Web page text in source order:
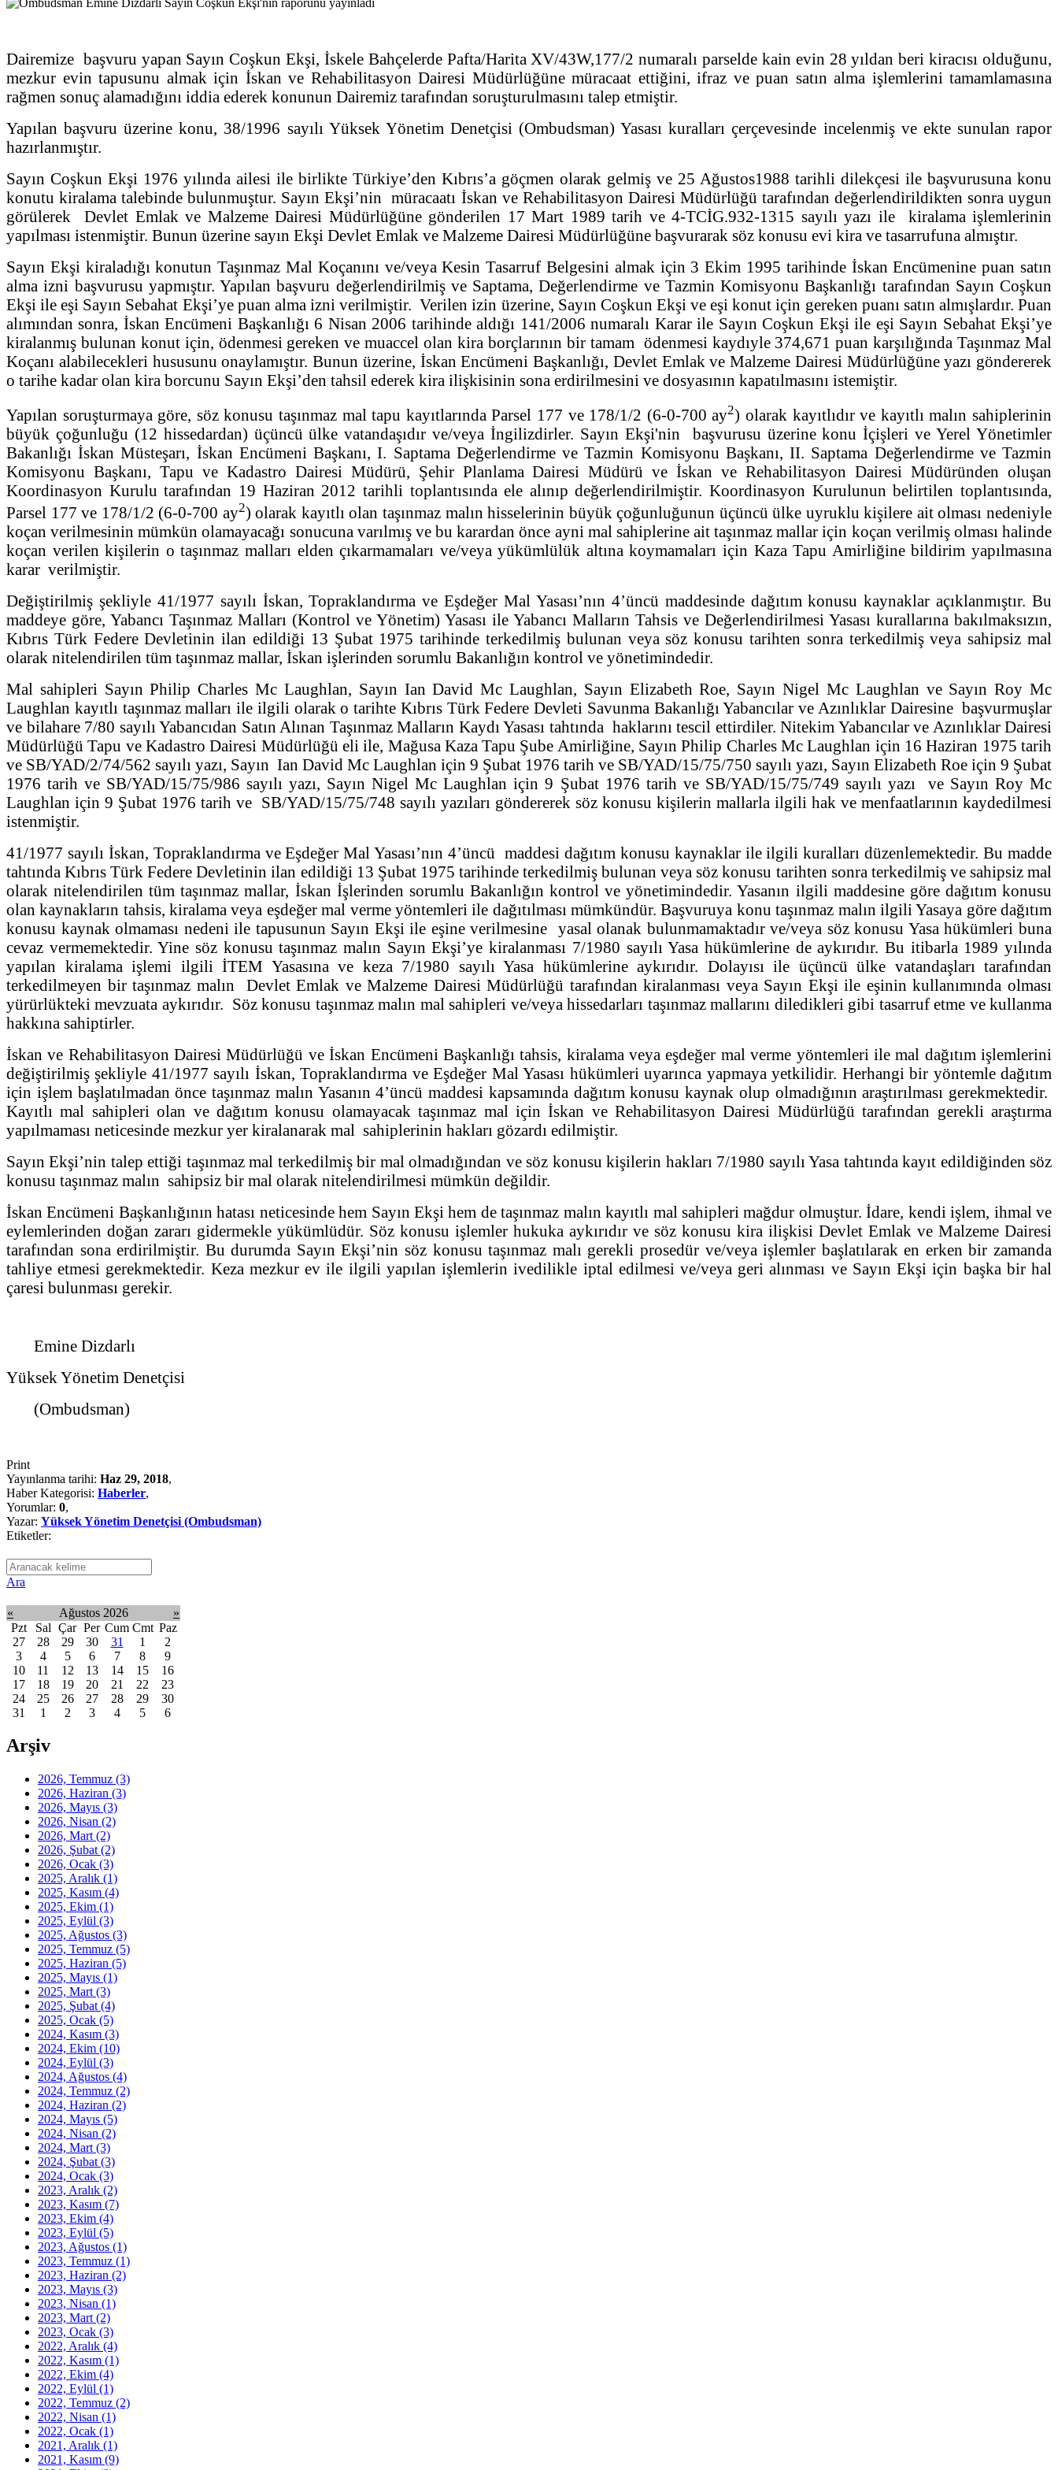
Dairemize başvuru yapan Sayın Coşkun Ekşi, İskele Bahçelerde Pafta/Harita XV/43W,177/2 numaralı parselde kain evin 28 yıldan beri kiracısı olduğunu,
mezkur evin tapusunu almak için İskan ve Rehabilitasyon Dairesi Müdürlüğüne müracaat ettiğini, ifraz ve puan satın alma işlemlerini tamamlamasına
rağmen sonuç alamadığını iddia ederek konunun Dairemiz tarafından soruşturulmasını talep etmiştir.
Yapılan başvuru üzerine konu, 38/1996 sayılı Yüksek Yönetim Denetçisi (Ombudsman) Yasası kuralları çerçevesinde incelenmiş ve ekte sunulan rapor
hazırlanmıştır.
Sayın Coşkun Ekşi 1976 yılında ailesi ile birlikte Türkiye’den Kıbrıs’a göçmen olarak gelmiş ve 25 Ağustos1988 tarihli dilekçesi ile başvurusuna konu
konutu kiralama talebinde bulunmuştur. Sayın Ekşi’nin müracaatı İskan ve Rehabilitasyon Dairesi Müdürlüğü tarafından değerlendirildikten sonra uygun
görülerek Devlet Emlak ve Malzeme Dairesi Müdürlüğüne gönderilen 17 Mart 1989 tarih ve 4-TCİG.932-1315 sayılı yazı ile kiralama işlemlerinin
yapılması istenmiştir. Bunun üzerine sayın Ekşi Devlet Emlak ve Malzeme Dairesi Müdürlüğüne başvurarak söz konusu evi kira ve tasarrufuna almıştır.
Sayın Ekşi kiraladığı konutun Taşınmaz Mal Koçanını ve/veya Kesin Tasarruf Belgesini almak için 3 Ekim 1995 tarihinde İskan Encümenine puan satın
alma izni başvurusu yapmıştır. Yapılan başvuru değerlendirilmiş ve Saptama, Değerlendirme ve Tazmin Komisyonu Başkanlığı tarafından Sayın Coşkun
Ekşi ile eşi Sayın Sebahat Ekşi’ye puan alma izni verilmiştir. Verilen izin üzerine, Sayın Coşkun Ekşi ve eşi konut için gereken puanı satın almışlardır. Puan
alımından sonra, İskan Encümeni Başkanlığı 6 Nisan 2006 tarihinde aldığı 141/2006 numaralı Karar ile Sayın Coşkun Ekşi ile eşi Sayın Sebahat Ekşi’ye
kiralanmış bulunan konut için, ödenmesi gereken ve muaccel olan kira borçlarının bir tamam ödenmesi kaydıyle 374,671 puan karşılığında Taşınmaz Mal
Koçanı alabilecekleri hususunu onaylamıştır. Bunun üzerine, İskan Encümeni Başkanlığı, Devlet Emlak ve Malzeme Dairesi Müdürlüğüne yazı göndererek
o tarihe kadar olan kira borcunu Sayın Ekşi’den tahsil ederek kira ilişkisinin sona erdirilmesini ve dosyasının kapatılmasını istemiştir.
Yapılan soruşturmaya göre, söz konusu taşınmaz mal tapu kayıtlarında Parsel 177 ve 178/1/2 (6-0-700 ay2) olarak kayıtlıdır ve kayıtlı malın sahiplerinin
büyük çoğunluğu (12 hissedardan) üçüncü ülke vatandaşıdır ve/veya İngilizdirler. Sayın Ekşi'nin başvurusu üzerine konu İçişleri ve Yerel Yönetimler
Bakanlığı İskan Müsteşarı, İskan Encümeni Başkanı, I. Saptama Değerlendirme ve Tazmin Komisyonu Başkanı, II. Saptama Değerlendirme ve Tazmin
Komisyonu Başkanı, Tapu ve Kadastro Dairesi Müdürü, Şehir Planlama Dairesi Müdürü ve İskan ve Rehabilitasyon Dairesi Müdüründen oluşan
Koordinasyon Kurulu tarafından 19 Haziran 2012 tarihli toplantısında ele alınıp değerlendirilmiştir. Koordinasyon Kurulunun belirtilen toplantısında,
Parsel 177 ve 178/1/2 (6-0-700 ay2) olarak kayıtlı olan taşınmaz malın hisselerinin büyük çoğunluğunun üçüncü ülke uyruklu kişilere ait olması nedeniyle
koçan verilmesinin mümkün olamayacağı sonucuna varılmış ve bu karardan önce ayni mal sahiplerine ait taşınmaz mallar için koçan verilmiş olması halinde
koçan verilen kişilerin o taşınmaz malları elden çıkarmamaları ve/veya yükümlülük altına koymamaları için Kaza Tapu Amirliğine bildirim yapılmasına
karar verilmiştir.
Değiştirilmiş şekliyle 41/1977 sayılı İskan, Topraklandırma ve Eşdeğer Mal Yasası’nın 4’üncü maddesinde dağıtım konusu kaynaklar açıklanmıştır. Bu
maddeye göre, Yabancı Taşınmaz Malları (Kontrol ve Yönetim) Yasası ile Yabancı Malların Tahsis ve Değerlendirilmesi Yasası kurallarına bakılmaksızın,
Kıbrıs Türk Federe Devletinin ilan edildiği 13 Şubat 1975 tarihinde terkedilmiş bulunan veya söz konusu tarihten sonra terkedilmiş veya sahipsiz mal
olarak nitelendirilen tüm taşınmaz mallar, İskan işlerinden sorumlu Bakanlığın kontrol ve yönetimindedir.
Mal sahipleri Sayın Philip Charles Mc Laughlan, Sayın Ian David Mc Laughlan, Sayın Elizabeth Roe, Sayın Nigel Mc Laughlan ve Sayın Roy Mc
Laughlan kayıtlı taşınmaz malları ile ilgili olarak o tarihte Kıbrıs Türk Federe Devleti Savunma Bakanlığı Yabancılar ve Azınlıklar Dairesine başvurmuşlar
ve bilahare 7/80 sayılı Yabancıdan Satın Alınan Taşınmaz Malların Kaydı Yasası tahtında haklarını tescil ettirdiler. Nitekim Yabancılar ve Azınlıklar Dairesi
Müdürlüğü Tapu ve Kadastro Dairesi Müdürlüğü eli ile, Mağusa Kaza Tapu Şube Amirliğine, Sayın Philip Charles Mc Laughlan için 16 Haziran 1975 tarih
ve SB/YAD/2/74/562 sayılı yazı, Sayın Ian David Mc Laughlan için 9 Şubat 1976 tarih ve SB/YAD/15/75/750 sayılı yazı, Sayın Elizabeth Roe için 9 Şubat
1976 tarih ve SB/YAD/15/75/986 sayılı yazı, Sayın Nigel Mc Laughlan için 9 Şubat 1976 tarih ve SB/YAD/15/75/749 sayılı yazı ve Sayın Roy Mc
Laughlan için 9 Şubat 1976 tarih ve SB/YAD/15/75/748 sayılı yazıları göndererek söz konusu kişilerin mallarla ilgili hak ve menfaatlarının kaydedilmesi
istenmiştir.
41/1977 sayılı İskan, Topraklandırma ve Eşdeğer Mal Yasası’nın 4’üncü maddesi dağıtım konusu kaynaklar ile ilgili kuralları düzenlemektedir. Bu madde
tahtında Kıbrıs Türk Federe Devletinin ilan edildiği 13 Şubat 1975 tarihinde terkedilmiş bulunan veya söz konusu tarihten sonra terkedilmiş ve sahipsiz mal
olarak nitelendirilen tüm taşınmaz mallar, İskan İşlerinden sorumlu Bakanlığın kontrol ve yönetimindedir. Yasanın ilgili maddesine göre dağıtım konusu
olan kaynakların tahsis, kiralama veya eşdeğer mal verme yöntemleri ile dağıtılması mümkündür. Başvuruya konu taşınmaz malın ilgili Yasaya göre dağıtım
konusu kaynak olmaması nedeni ile tapusunun Sayın Ekşi ile eşine verilmesine yasal olanak bulunmamaktadır ve/veya söz konusu Yasa hükümleri buna
cevaz vermemektedir. Yine söz konusu taşınmaz malın Sayın Ekşi’ye kiralanması 7/1980 sayılı Yasa hükümlerine de aykırıdır. Bu itibarla 1989 yılında
yapılan kiralama işlemi ilgili İTEM Yasasına ve keza 7/1980 sayılı Yasa hükümlerine aykırıdır. Dolayısı ile üçüncü ülke vatandaşları tarafından
terkedilmeyen bir taşınmaz malın Devlet Emlak ve Malzeme Dairesi Müdürlüğü tarafından kiralanması veya Sayın Ekşi ile eşinin kullanımında olması
yürürlükteki mevzuata aykırıdır. Söz konusu taşınmaz malın mal sahipleri ve/veya hissedarları taşınmaz mallarını diledikleri gibi tasarruf etme ve kullanma
hakkına sahiptirler.
İskan ve Rehabilitasyon Dairesi Müdürlüğü ve İskan Encümeni Başkanlığı tahsis, kiralama veya eşdeğer mal verme yöntemleri ile mal dağıtım işlemlerini
değiştirilmiş şekliyle 41/1977 sayılı İskan, Topraklandırma ve Eşdeğer Mal Yasası hükümleri uyarınca yapmaya yetkilidir. Herhangi bir yöntemle dağıtım
için işlem başlatılmadan önce taşınmaz malın Yasanın 4’üncü maddesi kapsamında dağıtım konusu kaynak olup olmadığının araştırılması gerekmektedir.
Kayıtlı mal sahipleri olan ve dağıtım konusu olamayacak taşınmaz mal için İskan ve Rehabilitasyon Dairesi Müdürlüğü tarafından gerekli araştırma
yapılmaması neticesinde mezkur yer kiralanarak mal sahiplerinin hakları gözardı edilmiştir.
Sayın Ekşi’nin talep ettiği taşınmaz mal terkedilmiş bir mal olmadığından ve söz konusu kişilerin hakları 7/1980 sayılı Yasa tahtında kayıt edildiğinden söz
konusu taşınmaz malın sahipsiz bir mal olarak nitelendirilmesi mümkün değildir.
İskan Encümeni Başkanlığının hatası neticesinde hem Sayın Ekşi hem de taşınmaz malın kayıtlı mal sahipleri mağdur olmuştur. İdare, kendi işlem, ihmal ve
eylemlerinden doğan zararı gidermekle yükümlüdür. Söz konusu işlemler hukuka aykırıdır ve söz konusu kira ilişkisi Devlet Emlak ve Malzeme Dairesi
tarafından sona erdirilmiştir. Bu durumda Sayın Ekşi’nin söz konusu taşınmaz malı gerekli prosedür ve/veya işlemler başlatılarak en erken bir zamanda
tahliye etmesi gerekmektedir. Keza mezkur ev ile ilgili yapılan işlemlerin ivedilikle iptal edilmesi ve/veya geri alınması ve Sayın Ekşi için başka bir hal
çaresi bulunması gerekir.
Emine Dizdarlı
Yüksek Yönetim Denetçisi
(Ombudsman)
Print
Yayınlanma tarihi: Haz 29, 2018,
Haber Kategorisi: Haberler,
Yorumlar: 0,
Yazar: Yüksek Yönetim Denetçisi (Ombudsman)
Etiketler:
Ara
« Ağustos 2026
»
Pzt
Sal Çar Per Cum Cmt Paz
27
28 29 30 31 1
2
3
4 5 6 7 8
9
10
11 12 13 14 15
16
17
18 19 20 21 22
23
24
25 26 27 28 29
30
31
1 2 3 4 5 6
Arşiv
2026, Temmuz (3)
2026, Haziran (3)
2026, Mayıs (3)
2026, Nisan (2)
2026, Mart (2)
2026, Şubat (2)
2026, Ocak (3)
2025, Aralık (1)
2025, Kasım (4)
2025, Ekim (1)
2025, Eylül (3)
2025, Ağustos (3)
2025, Temmuz (5)
2025, Haziran (5)
2025, Mayıs (1)
2025, Mart (3)
2025, Şubat (4)
2025, Ocak (5)
2024, Kasım (3)
2024, Ekim (10)
2024, Eylül (3)
2024, Ağustos (4)
2024, Temmuz (2)
2024, Haziran (2)
2024, Mayıs (5)
2024, Nisan (2)
2024, Mart (3)
2024, Şubat (3)
2024, Ocak (3)
2023, Aralık (2)
2023, Kasım (7)
2023, Ekim (4)
2023, Eylül (5)
2023, Ağustos (1)
2023, Temmuz (1)
2023, Haziran (2)
2023, Mayıs (3)
2023, Nisan (1)
2023, Mart (2)
2023, Ocak (3)
2022, Aralık (4)
2022, Kasım (1)
2022, Ekim (4)
2022, Eylül (1)
2022, Temmuz (2)
2022, Nisan (1)
2022, Ocak (1)
2021, Aralık (1)
2021, Kasım (9)